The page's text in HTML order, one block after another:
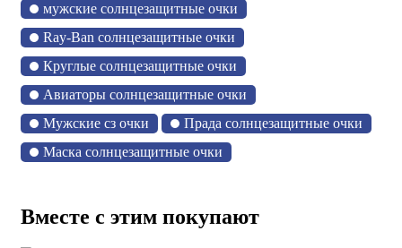
мужские солнцезащитные очки
Ray-Ban солнцезащитные очки
Круглые солнцезащитные очки
Авиаторы солнцезащитные очки
Мужские сз очки
Прада солнцезащитные очки
Маска солнцезащитные очки
Вместе с этим покупают